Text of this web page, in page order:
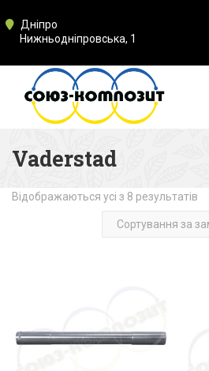
Дніпро
Нижньодніпровська, 1
Vaderstad
Відображаються усі з 8 результатів